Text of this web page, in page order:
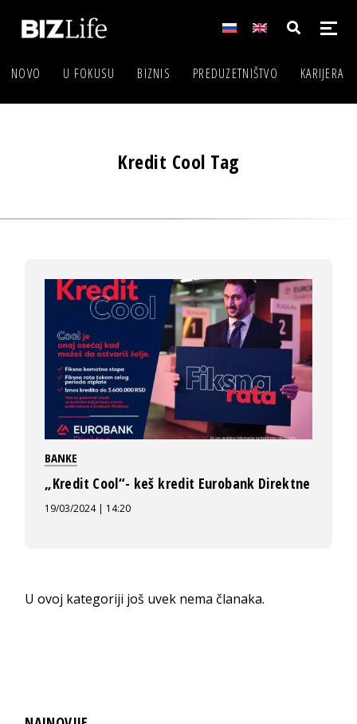
NOVO U FOKUSU BIZNIS PREDUZETNIŠTVO KARIJERA
Kredit Cool Tag
BANKE
„Kredit Cool“- keš kredit Eurobank Direktne
19/03/2024 | 14:20
U ovoj kategoriji još uvek nema članaka.